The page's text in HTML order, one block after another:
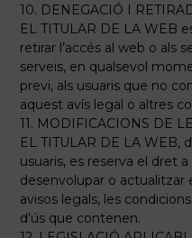
10. DENEGACIÓ I
EL TITULAR DE LA WEB
retirar l’accés al web o als
serveis, en qualsevol
previ, als usuaris que no
aquest avís legal o altres
11. MODIFICACIONS DE
EL TITULAR DE LA WEB,
usuaris, es reserva el dret
desenvolupar o
avisos legals, les
d’ús que contenen.